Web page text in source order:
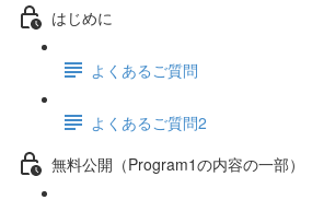
はじめに
よくあるご質問
よくあるご質問2
無料公開（Program1の内容の一部）